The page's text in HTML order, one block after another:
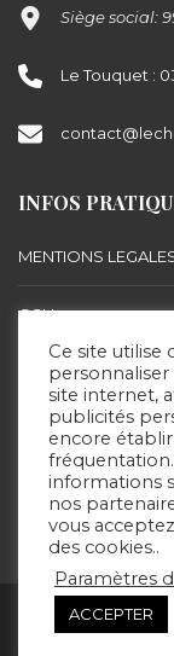
Siège social:
Le Touquet :
INFOS
MENTIONS
CGU
BARÈME
SUIVEZ-NOUS
Copyright &
DROITS
Ce site utilise
personnaliser
site internet,
publicités
encore
informations
nos
vous
des cookies..
Paramètres
ACCEPTER